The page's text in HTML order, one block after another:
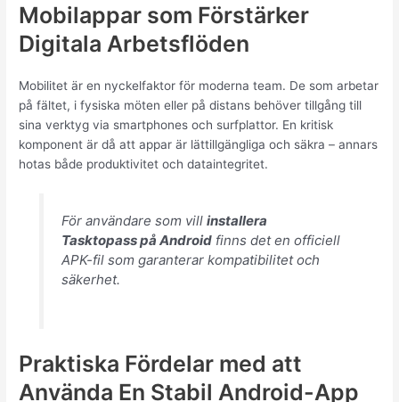
Mobilappar som Förstärker
Digitala Arbetsflöden
Mobilitet är en nyckelfaktor för moderna team. De som arbetar
på fältet, i fysiska möten eller på distans behöver tillgång till
sina verktyg via smartphones och surfplattor. En kritisk
komponent är då att appar är lättillgängliga och säkra – annars
hotas både produktivitet och dataintegritet.
För användare som vill installera
Tasktopass på Androidfinns det en officiell
APK-fil som garanterar kompatibilitet och
säkerhet.
Praktiska Fördelar med att
Använda En Stabil Android-App